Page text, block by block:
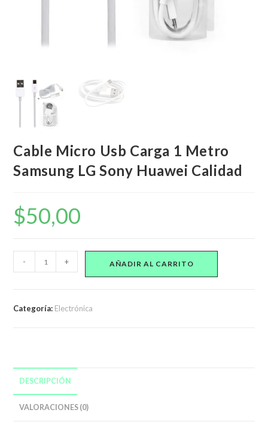
Cable Micro Usb Carga 1 Metro
Samsung LG Sony Huawei Calidad
$50,00
Micro
Sony
Huawei
Calidad
- + AÑADIR AL CARRITO
Categoría: Electrónica
DESCRIPCIÓN
VALORACIONES (0)